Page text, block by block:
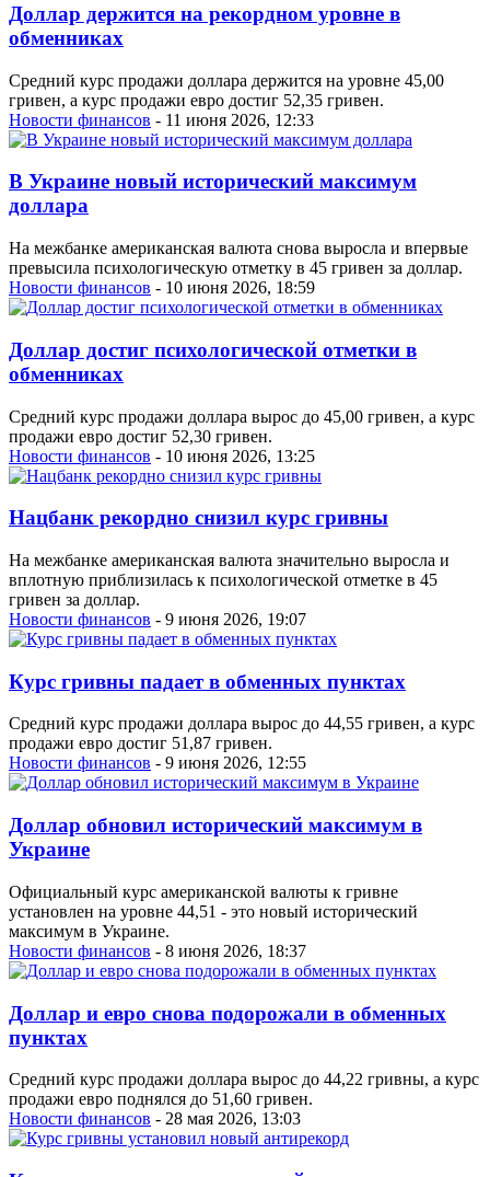
Доллар держится на рекордном уровне в
обменниках
Средний курс продажи доллара держится на уровне 45,00
гривен, а курс продажи евро достиг 52,35 гривен.
Новости финансов - 11 июня 2026, 12:33
В Украине новый исторический максимум
доллара
На межбанке американская валюта снова выросла и впервые
превысила психологическую отметку в 45 гривен за доллар.
Новости финансов - 10 июня 2026, 18:59
Доллар достиг психологической отметки в
обменниках
Средний курс продажи доллара вырос до 45,00 гривен, а курс
продажи евро достиг 52,30 гривен.
Новости финансов - 10 июня 2026, 13:25
Нацбанк рекордно снизил курс гривны
На межбанке американская валюта значительно выросла и
вплотную приблизилась к психологической отметке в 45
гривен за доллар.
Новости финансов - 9 июня 2026, 19:07
Курс гривны падает в обменных пунктах
Средний курс продажи доллара вырос до 44,55 гривен, а курс
продажи евро достиг 51,87 гривен.
Новости финансов - 9 июня 2026, 12:55
Доллар обновил исторический максимум в
Украине
Официальный курс американской валюты к гривне
установлен на уровне 44,51 - это новый исторический
максимум в Украине.
Новости финансов - 8 июня 2026, 18:37
Доллар и евро снова подорожали в обменных
пунктах
Средний курс продажи доллара вырос до 44,22 гривны, а курс
продажи евро поднялся до 51,60 гривен.
Новости финансов - 28 мая 2026, 13:03